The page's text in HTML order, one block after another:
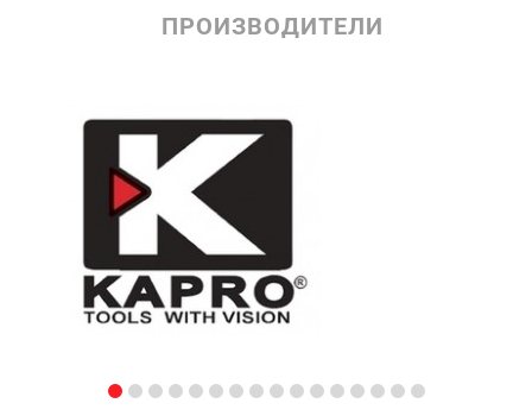
ПРОИЗВОДИТЕЛИ